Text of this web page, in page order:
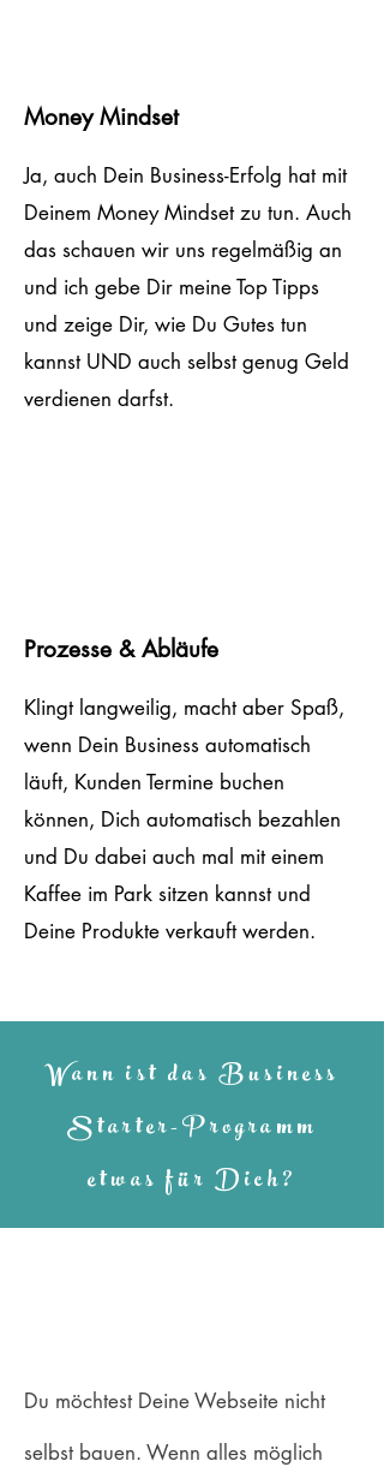
Money Mindset
Ja, auch Dein Business-Erfolg hat mit
Deinem Money Mindset zu tun. Auch
das schauen wir uns regelmäßig an
und ich gebe Dir meine Top Tipps
und zeige Dir, wie Du Gutes tun
kannst UND auch selbst genug Geld
verdienen darfst.
Prozesse & Abläufe
Klingt langweilig, macht aber Spaß,
wenn Dein Business automatisch
läuft, Kunden Termine buchen
können, Dich automatisch bezahlen
und Du dabei auch mal mit einem
Kaffee im Park sitzen kannst und
Deine Produkte verkauft werden.
Wann ist das Business
Starter-Programm
etwas für Dich?
Du möchtest Deine Webseite nicht
selbst bauen. Wenn alles möglich